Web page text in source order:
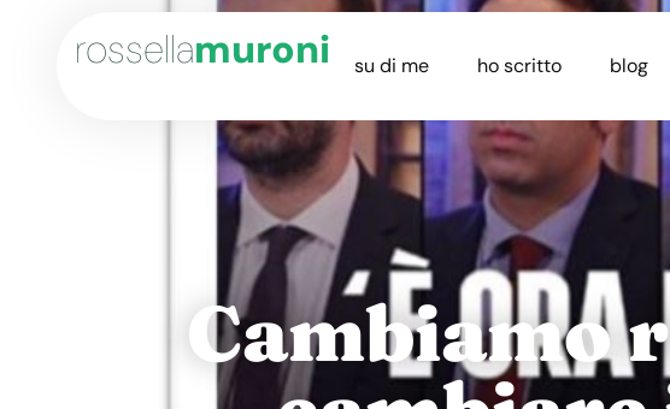
rossellamuroni su di me ho scritto blog
Cambiamo